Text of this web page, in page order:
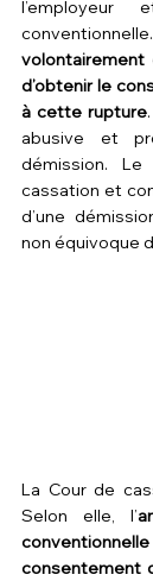
volontairement
d’obtenir le
à cette rupture
abusive et
démission.
cassation et
d’une
non équivoque
La Cour de
Selon elle, l’
consentement